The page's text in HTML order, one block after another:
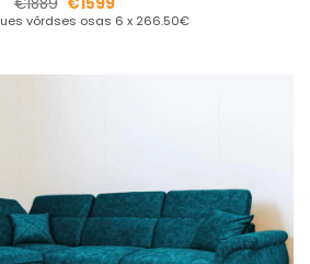
võrdses osas 6 x 266.50€